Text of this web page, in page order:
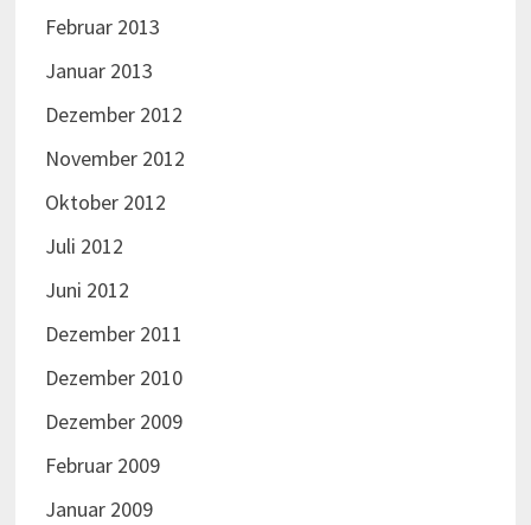
Februar 2013
Januar 2013
Dezember 2012
November 2012
Oktober 2012
Juli 2012
Juni 2012
Dezember 2011
Dezember 2010
Dezember 2009
Februar 2009
Januar 2009